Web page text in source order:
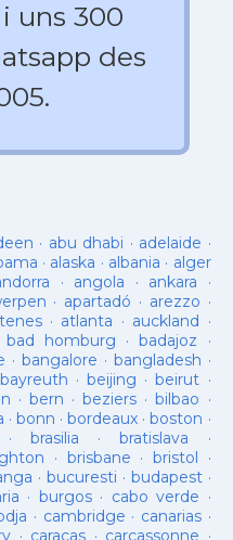
uns 300
des
· abu dhabi · adelaide ·
· alaska · albania · alger
· angola · ankara ·
· apartadó · arezzo ·
· atlanta · auckland ·
bad homburg ·badajoz ·
·bangalore · bangladesh ·
bayreuth ·beijing ·beirut ·
·bern ·beziers ·bilbao ·
·bonn ·bordeaux ·boston ·
·brasilia ·bratislava ·
· brisbane · bristol ·
· bucuresti · budapest·
· burgos· cabo verde ·
· cambridge · canarias·
· caracas · carcassonne ·